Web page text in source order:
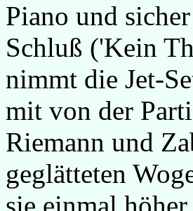
Piano und
Schluß ('Kein
nimmt die Jet-
mit von der
Riemann und
geglätteten